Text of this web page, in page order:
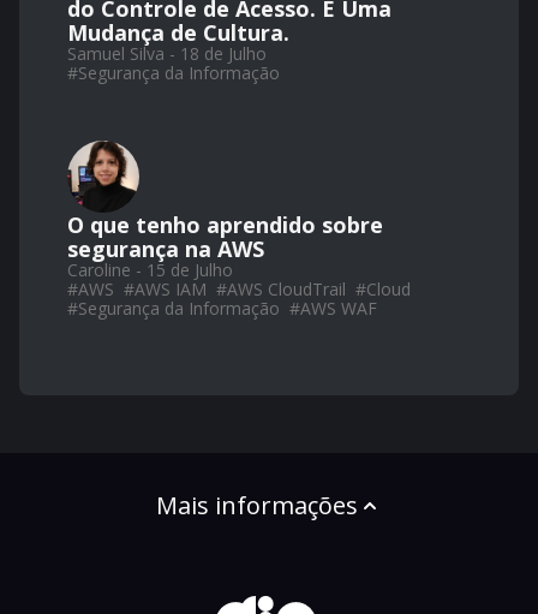
do Controle de Acesso. É Uma
Mudança de Cultura.
Samuel Silva - 18 de Julho
#Segurança da Informação
O que tenho aprendido sobre
segurança na AWS
Caroline - 15 de Julho
#AWS #AWS IAM #AWS CloudTrail #Cloud
#Segurança da Informação #AWS WAF
Mais informações